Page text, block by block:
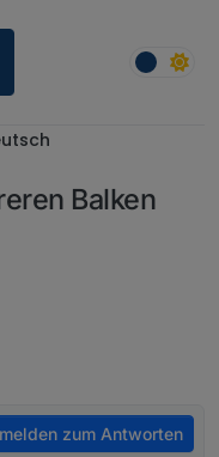
Balken
zum Antworten